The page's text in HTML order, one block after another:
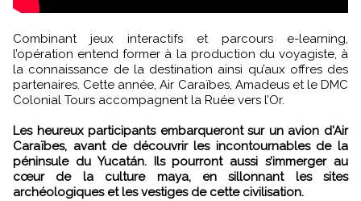
Combinant jeux interactifs et parcours e-learning,
l’opération entend former à la production du voyagiste, à
la connaissance de la destination ainsi qu’aux offres des
partenaires. Cette année, Air Caraïbes, Amadeus et le DMC
Colonial Tours accompagnent la Ruée vers l’Or.
Les heureux participants embarqueront sur un avion d'Air
Caraïbes, avant de découvrir les incontournables de la
péninsule du Yucatán. Ils pourront aussi s’immerger au
cœur de la culture maya, en sillonnant les sites
archéologiques et les vestiges de cette civilisation.